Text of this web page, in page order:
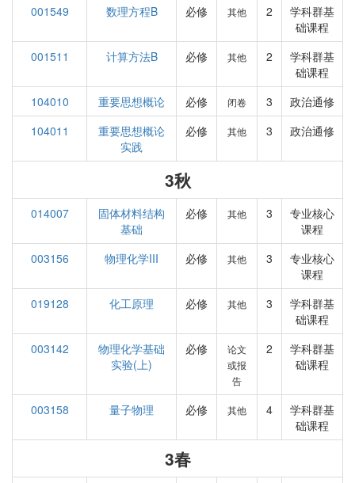
001549
数理方程B 必修 其他 2
学科群基
础课程
001511
计算方法B 必修 其他 2
学科群基
础课程
104010
重要思想概论 必修 闭卷 3
政治通修
104011
重要思想概论
实践
必修 其他 3 政治通修
3秋
014007
固体材料结构
基础
必修 其他 3
专业核心
课程
003156
物理化学III 必修 其他 3
专业核心
课程
019128
化工原理 必修 其他 3
学科群基
础课程
003142
物理化学基础
实验(上)
必修
论文
或报
告
2
学科群基
础课程
003158 量子物理 必修 其他 4
学科群基
础课程
3春